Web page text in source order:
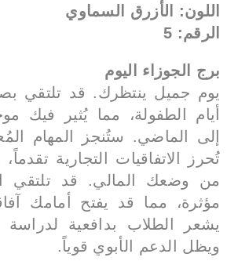
اللون: الأزرق السماوي
الرقم: 5
برج الجوزاء اليوم
يوم جميل ينتظرك. قد تلتقي
أيام الطفولة، مما يُثير فيك
إلى الماضي. ستُنجز المهام
تُحرز الاتفاقيات التجارية
من وضعك المالي. قد تلتقي
مؤثرة، مما قد يفتح أمامك
يشعر الطلاب بدافعية
ويظل الدعم الأبوي قوياً.